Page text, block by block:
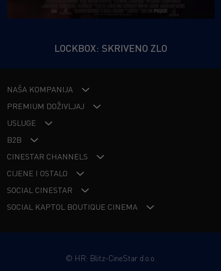
LOCKBOX: SKRIVENO ZLO
NAŠA KOMPANIJA
PREMIUM DOŽIVLJAJ
USLUGE
B2B
CINESTAR CHANNELS
CIJENE I OSTALO
SOCIAL CINESTAR
SOCIAL KAPTOL BOUTIQUE CINEMA
© HR: Blitz-CineStar d.o.o.